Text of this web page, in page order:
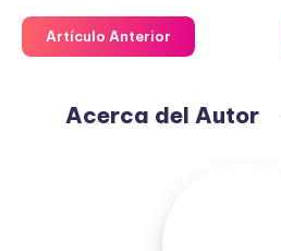
Artículo Anterior
Acerca del Autor